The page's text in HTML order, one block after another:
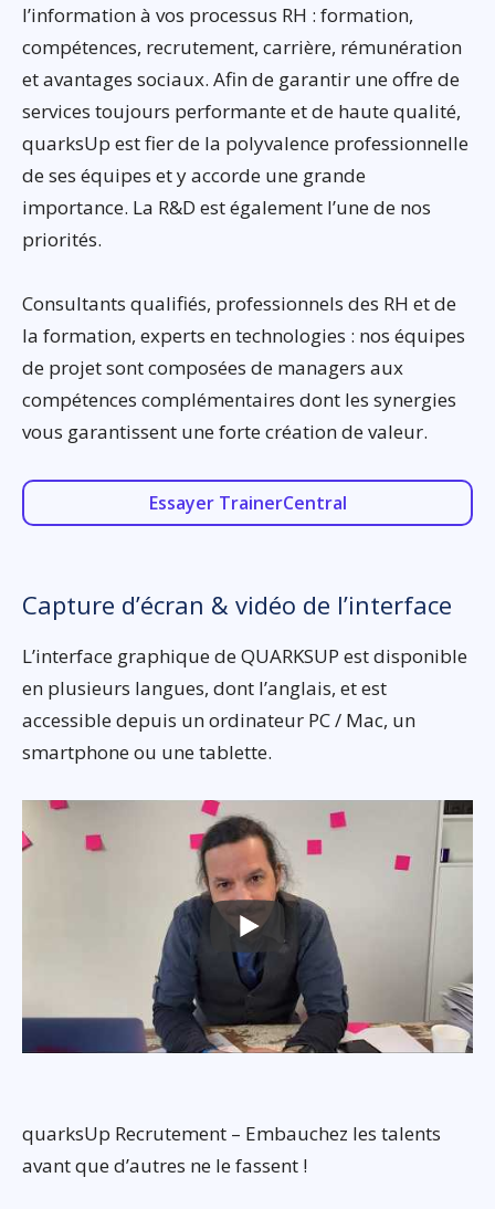
l’information à vos processus RH : formation,
compétences, recrutement, carrière, rémunération
et avantages sociaux. Afin de garantir une offre de
services toujours performante et de haute qualité,
quarksUp est fier de la polyvalence professionnelle
de ses équipes et y accorde une grande
importance. La R&D est également l’une de nos
priorités.
Consultants qualifiés, professionnels des RH et de
la formation, experts en technologies : nos équipes
de projet sont composées de managers aux
compétences complémentaires dont les synergies
vous garantissent une forte création de valeur.
Essayer TrainerCentral
Capture d’écran & vidéo de l’interface
L’interface graphique de QUARKSUP est disponible
en plusieurs langues, dont l’anglais, et est
accessible depuis un ordinateur PC / Mac, un
smartphone ou une tablette.
quarksUp Recrutement – Embauchez les talents
avant que d’autres ne le fassent !